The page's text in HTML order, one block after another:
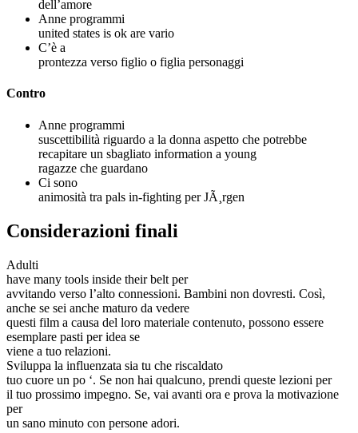
dell’amore
Anne programmi
united states is ok are vario
C’è a
prontezza verso figlio o figlia personaggi
Contro
Anne programmi
suscettibilità riguardo a la donna aspetto che potrebbe
recapitare un sbagliato information a young
ragazze che guardano
Ci sono
animosità tra pals in-fighting per JÃ¸rgen
Considerazioni finali
Adulti
have many tools inside their belt per
avvitando verso l’alto connessioni. Bambini non dovresti. Così,
anche se sei anche maturo da vedere
questi film a causa del loro materiale contenuto, possono essere
esemplare pasti per idea se
viene a tuo relazioni.
Sviluppa la influenzata sia tu che riscaldato
tuo cuore un po ‘. Se non hai qualcuno, prendi queste lezioni per
il tuo prossimo impegno. Se, vai avanti ora e prova la motivazione
per
un sano minuto con persone adori.